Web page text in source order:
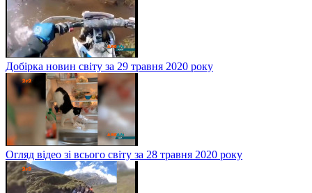
Добірка новин світу за 29 травня 2020 року
Огляд відео зі всього світу за 28 травня 2020 року